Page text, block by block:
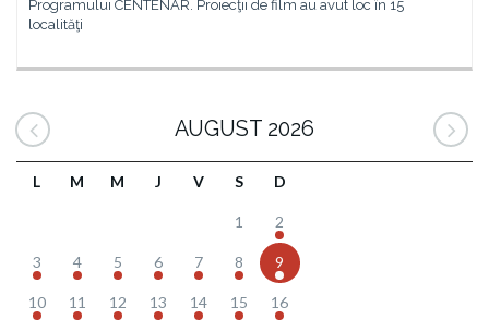
Programului CENTENAR. Proiecţii de film au avut loc în 15
localităţi
AUGUST 2026
L M M J V S D
1 2
3 4 5 6 7 8 9
10 11 12 13 14 15 16